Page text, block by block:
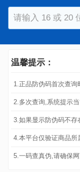
温馨提示：
1.正品防伪码首次查
2.多次查询,系统提示
3.如果显示防伪码不存
4.本平台仅验证商品
5.一码查真伪,请确保